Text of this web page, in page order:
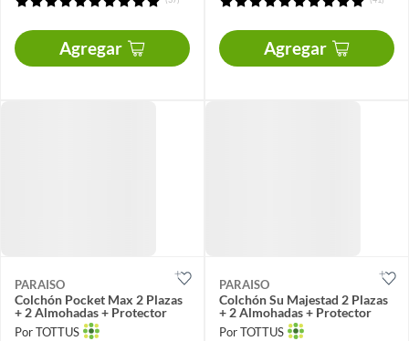
Agregar Agregar
PARAISO
Colchón Pocket Max 2 Plazas
+ 2 Almohadas + Protector
Por TOTTUS
PARAISO
Colchón Su Majestad 2 Plazas
+ 2 Almohadas + Protector
Por TOTTUS